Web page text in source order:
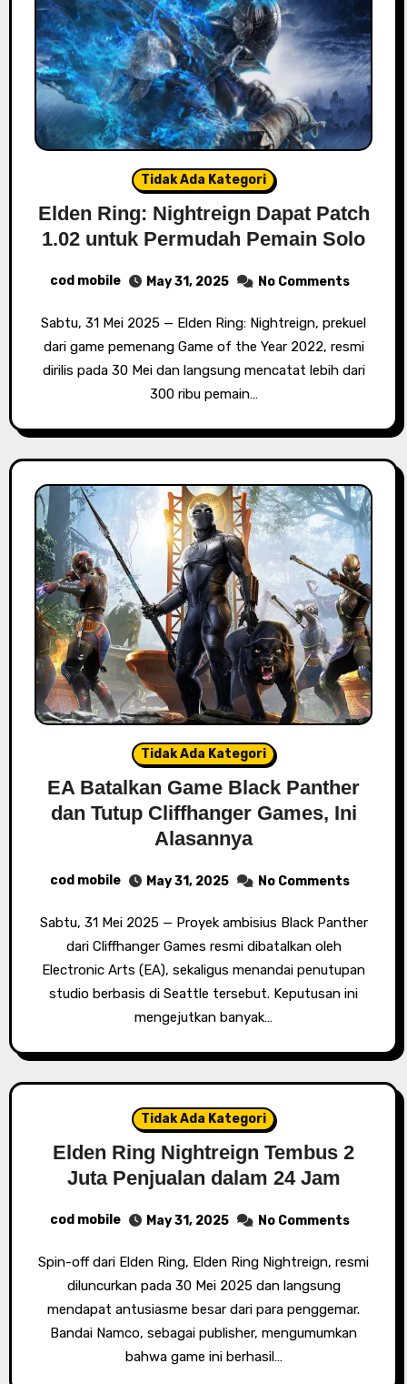
Tidak Ada Kategori
Elden Ring: Nightreign Dapat Patch
1.02 untuk Permudah Pemain Solo
cod mobile May 31, 2025 No Comments
Sabtu, 31 Mei 2025 — Elden Ring: Nightreign, prekuel
dari game pemenang Game of the Year 2022, resmi
dirilis pada 30 Mei dan langsung mencatat lebih dari
300 ribu pemain…
Tidak Ada Kategori
EA Batalkan Game Black Panther
dan Tutup Cliffhanger Games, Ini
Alasannya
cod mobile May 31, 2025 No Comments
Sabtu, 31 Mei 2025 — Proyek ambisius Black Panther
dari Cliffhanger Games resmi dibatalkan oleh
Electronic Arts (EA), sekaligus menandai penutupan
studio berbasis di Seattle tersebut. Keputusan ini
mengejutkan banyak…
Tidak Ada Kategori
Elden Ring Nightreign Tembus 2
Juta Penjualan dalam 24 Jam
cod mobile May 31, 2025 No Comments
Spin-off dari Elden Ring, Elden Ring Nightreign, resmi
diluncurkan pada 30 Mei 2025 dan langsung
mendapat antusiasme besar dari para penggemar.
Bandai Namco, sebagai publisher, mengumumkan
bahwa game ini berhasil…